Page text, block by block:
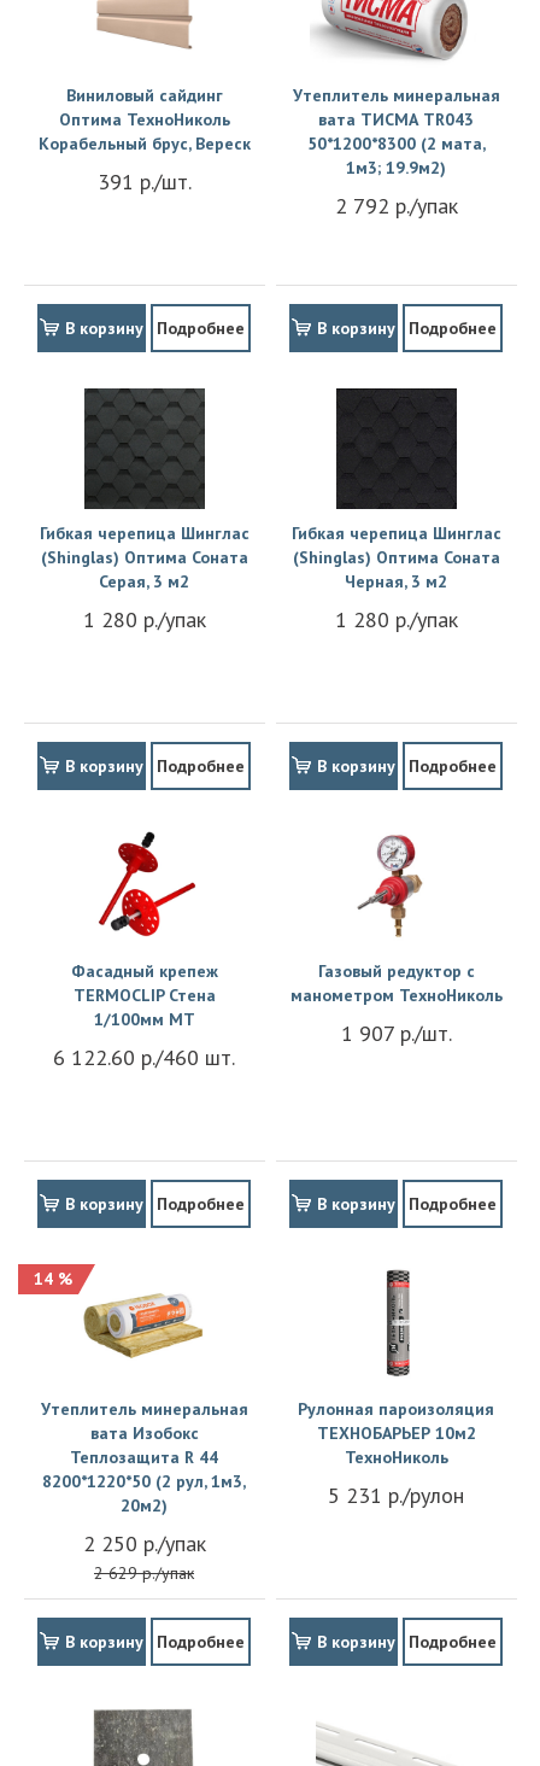
Виниловый сайдинг
Оптима ТехноНиколь
Корабельный брус, Вереск
391 р./шт.
В корзину Подробнее
Утеплитель минеральная
вата ТИСМА TR043
50*1200*8300 (2 мата,
1м3; 19.9м2)
2 792 р./упак
В корзину Подробнее
Гибкая черепица Шинглас
(Shinglas) Оптима Соната
Серая, 3 м2
1 280 р./упак
В корзину Подробнее
Гибкая черепица Шинглас
(Shinglas) Оптима Соната
Черная, 3 м2
1 280 р./упак
В корзину Подробнее
Фасадный крепеж
TERMOCLIP Стена
1/100мм MT
6 122.60 р./460 шт.
В корзину Подробнее
Газовый редуктор с
манометром ТехноНиколь
1 907 р./шт.
В корзину Подробнее
14 %
Утеплитель минеральная
вата Изобокс
Теплозащита R 44
8200*1220*50 (2 рул, 1м3,
20м2)
2 250 р./упак
2 629 р./упак
В корзину Подробнее
Рулонная пароизоляция
ТЕХНОБАРЬЕР 10м2
ТехноНиколь
5 231 р./рулон
В корзину Подробнее